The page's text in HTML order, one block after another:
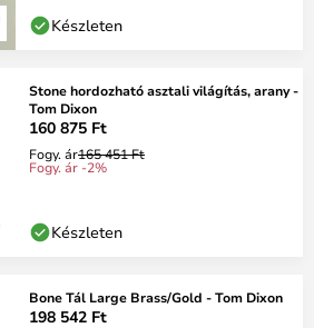
Készleten
Stone hordozható asztali világítás, arany -
Tom Dixon
160 875 Ft
Fogy. ár165 451 Ft
Fogy. ár -2%
Készleten
Bone Tál Large Brass/Gold - Tom Dixon
198 542 Ft